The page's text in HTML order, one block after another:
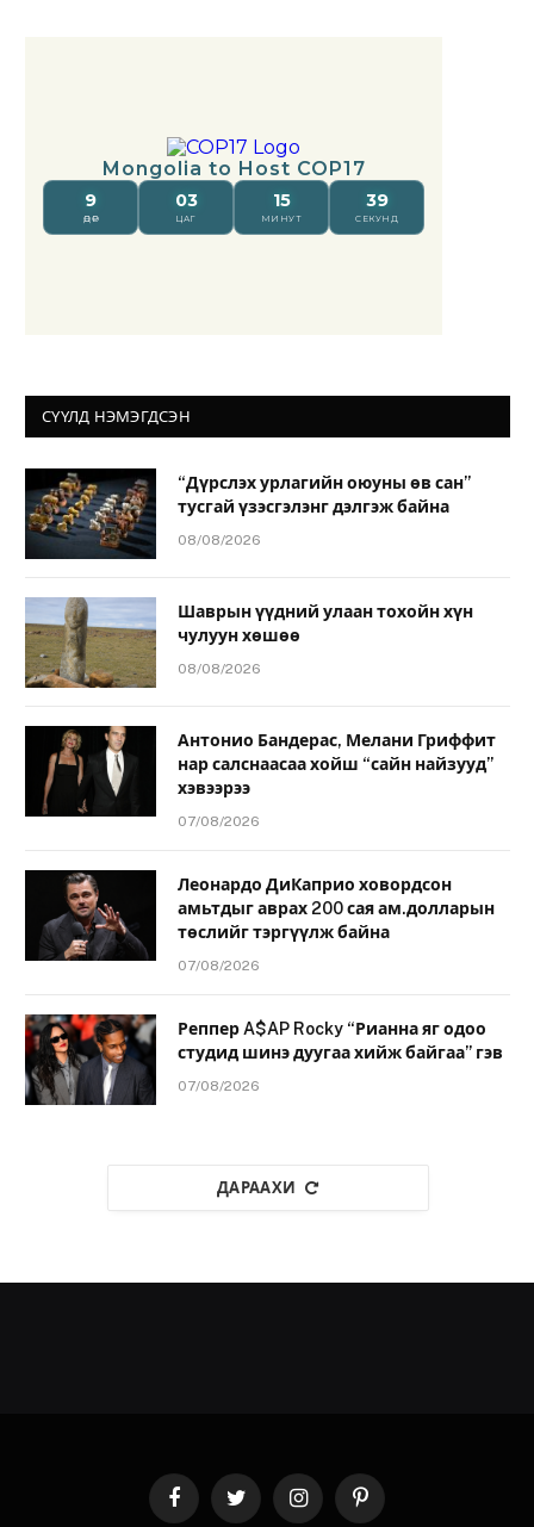
СҮҮЛД НЭМЭГДСЭН
“Дүрслэх урлагийн оюуны өв сан”
тусгай үзэсгэлэнг дэлгэж байна
08/08/2026
Шаврын үүдний улаан тохойн хүн
чулуун хөшөө
08/08/2026
Антонио Бандерас, Мелани Гриффит
нар салснаасаа хойш “сайн найзууд”
хэвээрээ
07/08/2026
Леонардо ДиКаприо ховордсон
амьтдыг аврах 200 сая ам.долларын
төслийг тэргүүлж байна
07/08/2026
Реппер A$AP Rocky “Рианна яг одоо
студид шинэ дуугаа хийж байгаа” гэв
07/08/2026
ДАРААХИ
FacebookTwitter InstagramPinterest